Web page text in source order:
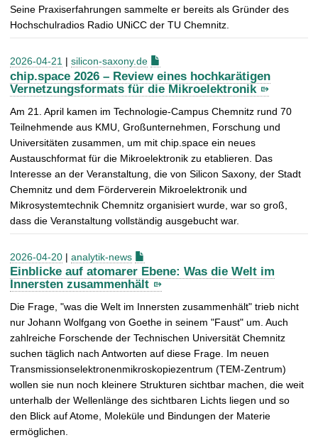
Seine Praxiserfahrungen sammelte er bereits als Gründer des
Hochschulradios Radio UNiCC der TU Chemnitz.
2026-04-21 | silicon-saxony.de
chip.space 2026 – Review eines hochkarätigen
Vernetzungsformats für die Mikroelektronik
Am 21. April kamen im Technologie-Campus Chemnitz rund 70
Teilnehmende aus KMU, Großunternehmen, Forschung und
Universitäten zusammen, um mit chip.space ein neues
Austauschformat für die Mikroelektronik zu etablieren. Das
Interesse an der Veranstaltung, die von Silicon Saxony, der Stadt
Chemnitz und dem Förderverein Mikroelektronik und
Mikrosystemtechnik Chemnitz organisiert wurde, war so groß,
dass die Veranstaltung vollständig ausgebucht war.
2026-04-20 | analytik-news
Einblicke auf atomarer Ebene: Was die Welt im
Innersten zusammenhält
Die Frage, "was die Welt im Innersten zusammenhält" trieb nicht
nur Johann Wolfgang von Goethe in seinem "Faust" um. Auch
zahlreiche Forschende der Technischen Universität Chemnitz
suchen täglich nach Antworten auf diese Frage. Im neuen
Transmissionselektronenmikroskopiezentrum (TEM-Zentrum)
wollen sie nun noch kleinere Strukturen sichtbar machen, die weit
unterhalb der Wellenlänge des sichtbaren Lichts liegen und so
den Blick auf Atome, Moleküle und Bindungen der Materie
ermöglichen.